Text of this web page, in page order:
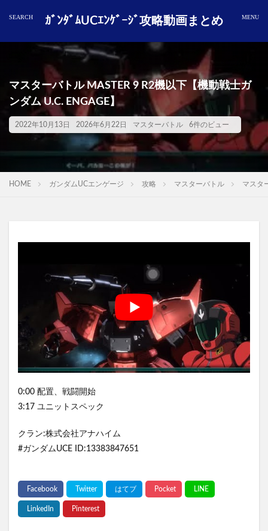
ｶﾞﾝﾀﾞﾑUCｴﾝｹﾞｰｼﾞ攻略動画まとめ
マスターバトル MASTER 9 R2機以下【機動戦士ガ
ンダム U.C. ENGAGE】
2022年10月13日 2026年6月22日 マスターバトル 6件のビュー
HOME ガンダムUCエンゲージ 攻略 マスターバトル マスタ
0:00 配置、戦闘開始
3:17 ユニットスペック
クラン:株式会社アナハイム
#ガンダムUCE ID:13383847651